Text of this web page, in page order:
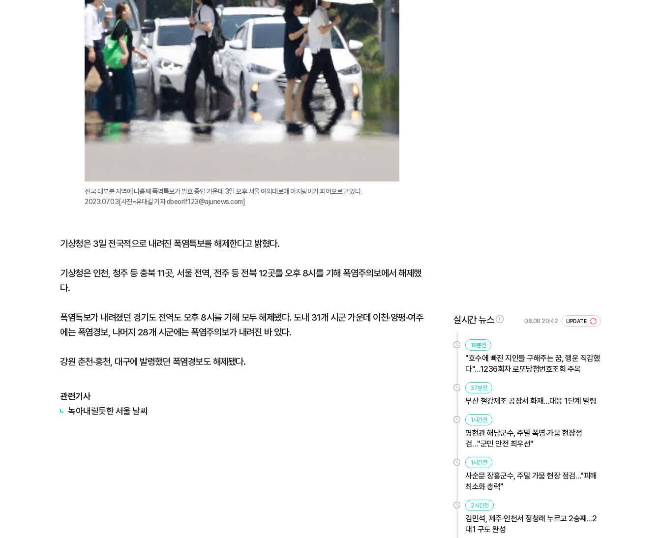
전국 대부분 지역에 나흘째 폭염특보가 발효 중인 가운데 3일 오후 서울 여의대로에 아지랑이가 피어오르고 있다.
2023.07.03[사진=유대길 기자 dbeorlf123@ajunews.com]
기상청은 3일 전국적으로 내려진 폭염특보를 해제한다고 밝혔다.
기상청은 인천, 청주 등 충북 11곳, 서울 전역, 전주 등 전북 12곳를 오후 8시를 기해 폭염주의보에서 해제했
다.
폭염특보가 내려졌던 경기도 전역도 오후 8시를 기해 모두 해제됐다. 도내 31개 시군 가운데 이천·양평·여주
에는 폭염경보, 나머지 28개 시군에는 폭염주의보가 내려진 바 있다.
강원 춘천·홍천, 대구에 발령했던 폭염경보도 해제됐다.
관련기사
녹아내릴듯한 서울 날씨
실시간 뉴스 08.08 20:42 UPDATE
18분전
"호수에 빠진 지인들 구해주는 꿈, 행운 직감했
다"…1236회차 로또당첨번호조회 주목
37분전
부산 철강제조 공장서 화재…대응 1단계 발령
1시간전
명현관 해남군수, 주말 폭염·가뭄 현장점
검…"군민 안전 최우선"
1시간전
사순문 장흥군수, 주말 가뭄 현장 점검…"피해
최소화 총력"
2시간전
김민석, 제주·인천서 정청래 누르고 2승째…2
대1 구도 완성